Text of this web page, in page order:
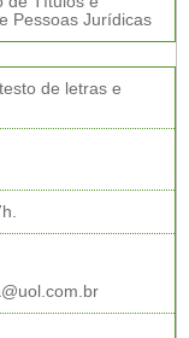
Pessoas Jurídicas
de letras e